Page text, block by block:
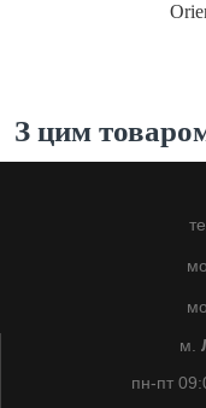
З цим
м.
пн-пт